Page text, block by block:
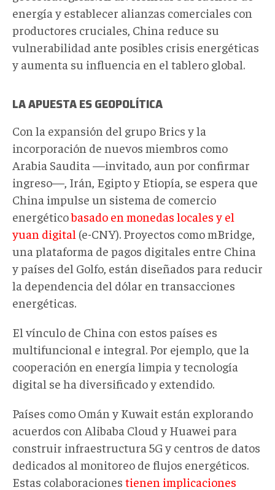
energía y establecer alianzas comerciales con
productores cruciales, China reduce su
vulnerabilidad ante posibles crisis energéticas
y aumenta su influencia en el tablero global.
LA APUESTA ES GEOPOLÍTICA
Con la expansión del grupo Brics y la
incorporación de nuevos miembros como
Arabia Saudita —invitado, aun por confirmar
ingreso—, Irán, Egipto y Etiopía, se espera que
China impulse un sistema de comercio
energéticobasado en monedas locales y el
yuan digital (e-CNY). Proyectos como mBridge,
una plataforma de pagos digitales entre China
y países del Golfo, están diseñados para reducir
la dependencia del dólar en transacciones
energéticas.
El vínculo de China con estos países es
multifuncional e integral. Por ejemplo, que la
cooperación en energía limpia y tecnología
digital se ha diversificado y extendido.
Países como Omán y Kuwait están explorando
acuerdos con Alibaba Cloud y Huawei para
construir infraestructura 5G y centros de datos
dedicados al monitoreo de flujos energéticos.
Estas colaboraciones tienen implicaciones